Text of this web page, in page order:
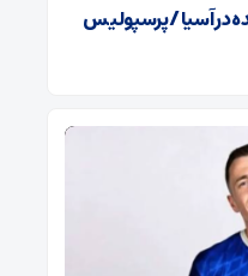
در آسیا / پرسپولیس